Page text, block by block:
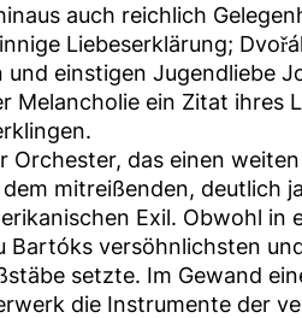
auch reichlich
Liebeserklärung;
einstigen Jugendliebe
Melancholie ein Zitat ihres
das einen
mitreißenden, deutlich
Exil. Obwohl in
Bartóks versöhnlichsten
setzte. Im Gewand
die Instrumente der